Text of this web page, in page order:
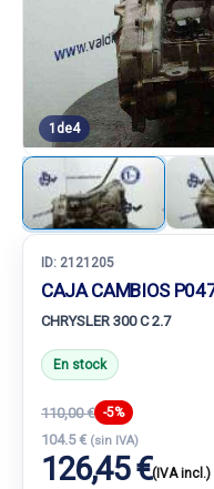
1 de4
ID: 2121205
CAJA CAMBIOS
CHRYSLER 300 C 2.7
En stock
110,00 € -5%
104.5 € (sin IVA)
126,45 €(IVA incl.)